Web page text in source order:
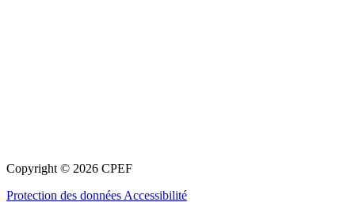
Copyright © 2026 CPEF
Protection des données Accessibilité